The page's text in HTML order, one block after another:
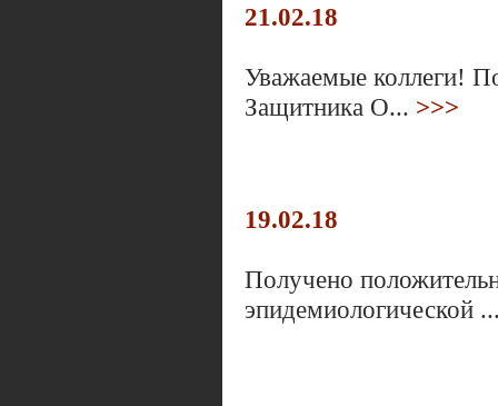
21.02.18
Уважаемые коллеги!
Защитника О... >>>
19.02.18
Получено
эпидемиологической